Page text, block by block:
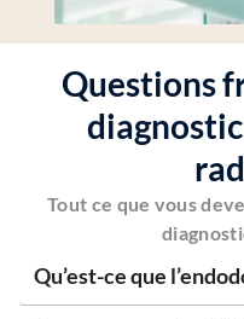
Questions
Tout ce que vous
Qu’est-ce que